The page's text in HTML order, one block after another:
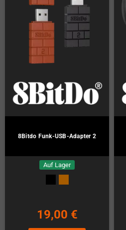
8Bitdo Funk-USB-Adapter 2
Auf Lager
19,00 €